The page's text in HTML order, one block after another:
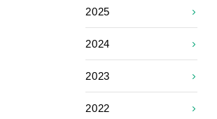
2025
2024
2023
2022